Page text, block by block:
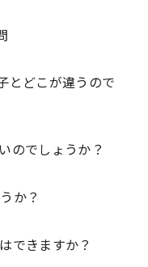
とどこが違うので
のでしょうか？
か？
できますか？